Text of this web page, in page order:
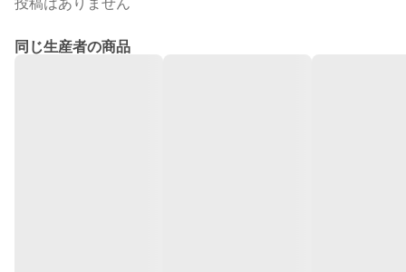
投稿はありません
同じ生産者の商品